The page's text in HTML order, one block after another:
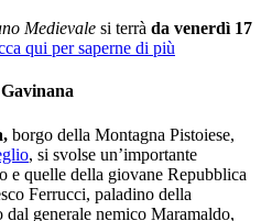
Medievale si terrà da venerdì 17
qui per saperne di più
borgo della Montagna Pistoiese,
, si svolse un’importante
e quelle della giovane Repubblica
Ferrucci, paladino della
generale nemico Maramaldo,